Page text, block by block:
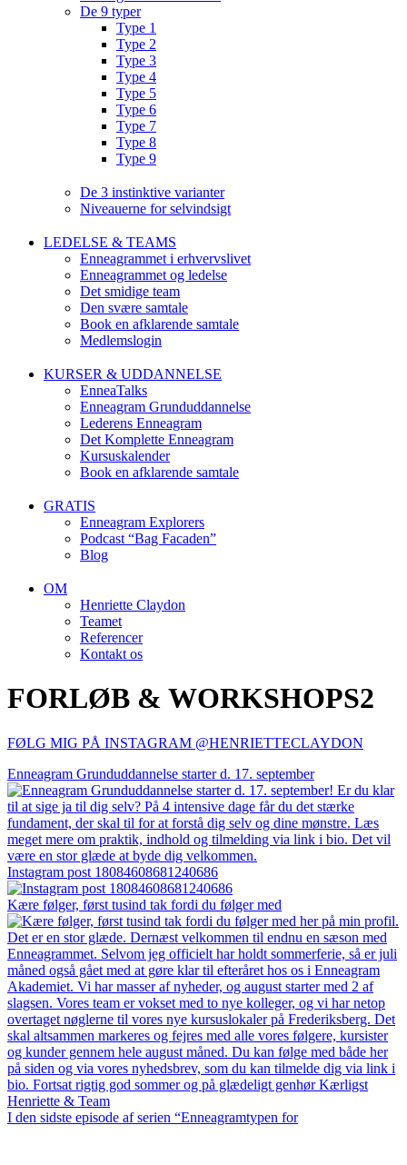
De 9 typer
Type 1
Type 2
Type 3
Type 4
Type 5
Type 6
Type 7
Type 8
Type 9
De 3 instinktive varianter
Niveauerne for selvindsigt
LEDELSE & TEAMS
Enneagrammet i erhvervslivet
Enneagrammet og ledelse
Det smidige team
Den svære samtale
Book en afklarende samtale
Medlemslogin
KURSER & UDDANNELSE
EnneaTalks
Enneagram Grunduddannelse
Lederens Enneagram
Det Komplette Enneagram
Kursuskalender
Book en afklarende samtale
GRATIS
Enneagram Explorers
Podcast “Bag Facaden”
Blog
OM
Henriette Claydon
Teamet
Referencer
Kontakt os
FORLØB & WORKSHOPS2
FØLG MIG PÅ INSTAGRAM @HENRIETTECLAYDON​
Enneagram Grunduddannelse starter d. 17. september
Instagram post 18084608681240686
Kære følger, først tusind tak fordi du følger med
I den sidste episode af serien “Enneagramtypen for